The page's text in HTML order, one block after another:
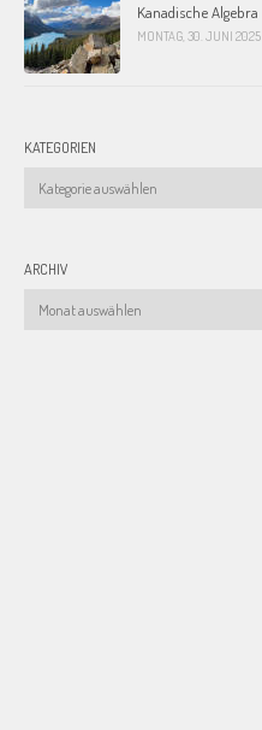
Kanadische Algebra
MONTAG, 30. JUNI 2025
KATEGORIEN
Kategorien
ARCHIV
Archiv